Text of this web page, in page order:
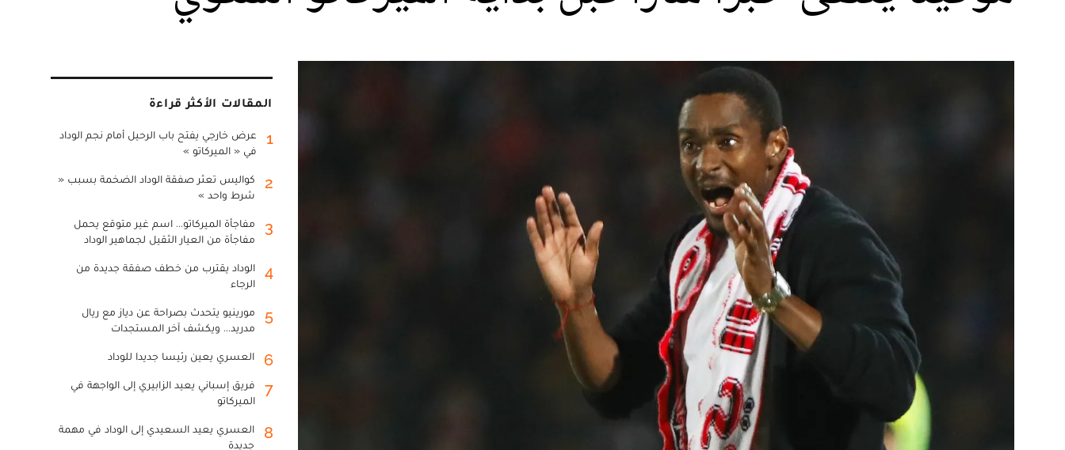
المقالات الأكثر قراءة
1
عرض خارجي يفتح باب الرحيل أمام نجم الوداد
في « الميركاتو »
2
كواليس تعثر صفقة الوداد الضخمة بسبب «
شرط واحد »
3
مفاجأة الميركاتو... اسم غير متوقع يحمل
مفاجأة من العيار الثقيل لجماهير الوداد
4
الوداد يقترب من خطف صفقة جديدة من
الرجاء
5
مورينيو يتحدث بصراحة عن دياز مع ريال
مدريد... ويكشف آخر المستجدات
6 العسري يعين رئيسا جديدا للوداد
7
فريق إسباني يعيد الزابيري إلى الواجهة في
الميركاتو
8
العسري يعيد السعيدي إلى الوداد في مهمة
جديدة